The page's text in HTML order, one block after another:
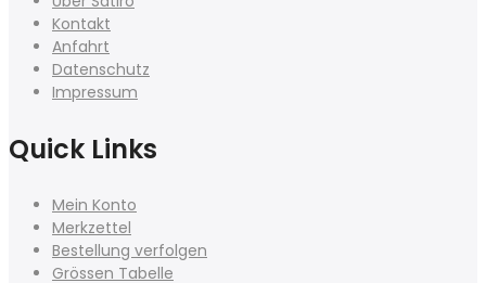
Kontakt
Anfahrt
Datenschutz
Impressum
Quick Links
Mein Konto
Merkzettel
Bestellung verfolgen
Grössen Tabelle